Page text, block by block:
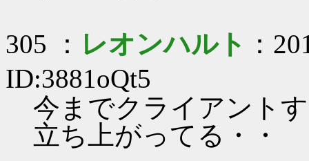
305 ： レオンハルト ：
ID:3881oQt5
今までクライアント
立ち上がってる・・